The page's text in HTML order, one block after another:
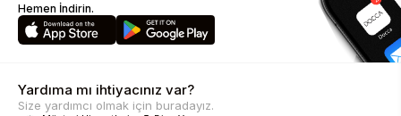
Hemen İndirin.
Yardıma mı ihtiyacınız var?
Size yardımcı olmak için buradayız.